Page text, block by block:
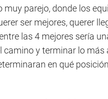
muy parejo, donde los
ser mejores, querer
las 4 mejores sería
camino y terminar lo más
en qué